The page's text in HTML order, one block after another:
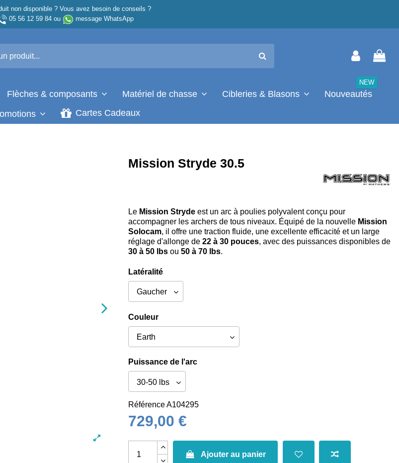
non disponible ? Vous avez besoin de conseils ?
05 56 12 59 84ou message WhatsApp
Flèches & composants Matériel de chasse Cibleries & Blasons Nouveautés
NEW
Cartes Cadeaux
Mission Stryde 30.5
Le Mission Stryde est un arc à poulies polyvalent conçu pour
accompagner les archers de tous niveaux. Équipé de la nouvelle Mission
Solocam, il offre une traction fluide, une excellente efficacité et un large
réglage d'allonge de 22 à 30 pouces, avec des puissances disponibles de
30 à 50 lbsou 50 à 70 lbs.
Latéralité
Couleur
Puissance de l'arc
RéférenceA104295
729,00 €
Ajouter au panier